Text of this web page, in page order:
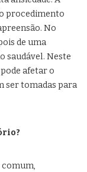
procedimento
No
de uma
saudável. Neste
afetar o
ser tomadas para
comum,